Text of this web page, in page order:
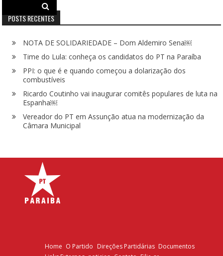
POSTS RECENTES
NOTA DE SOLIDARIEDADE – Dom Aldemiro Sena￼
Time do Lula: conheça os candidatos do PT na Paraíba
PPI: o que é e quando começou a dolarização dos
combustíveis
Ricardo Coutinho vai inaugurar comitês populares de luta na
Espanha￼
Vereador do PT em Assunção atua na modernização da
Câmara Municipal
Home O Partido Direções Partidárias Documentos